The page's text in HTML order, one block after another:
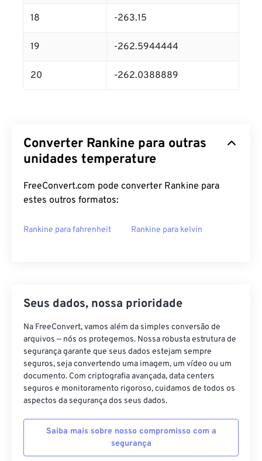
18 -263.15
19 -262.5944444
20 -262.0388889
Converter Rankine para outras
unidades temperature
FreeConvert.com pode converter Rankine para
estes outros formatos:
Rankine para fahrenheit Rankine para kelvin
Seus dados, nossa prioridade
Na FreeConvert, vamos além da simples conversão de
arquivos — nós os protegemos. Nossa robusta estrutura de
segurança garante que seus dados estejam sempre
seguros, seja convertendo uma imagem, um vídeo ou um
documento. Com criptografia avançada, data centers
seguros e monitoramento rigoroso, cuidamos de todos os
aspectos da segurança dos seus dados.
Saiba mais sobre nosso compromisso com a
segurança